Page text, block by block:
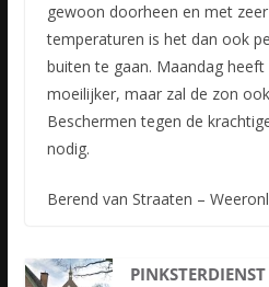
gewoon doorheen en met
temperaturen is het dan ook
buiten te gaan. Maandag
moeilijker, maar zal de zon
Beschermen tegen de
nodig.
Berend van Straaten –